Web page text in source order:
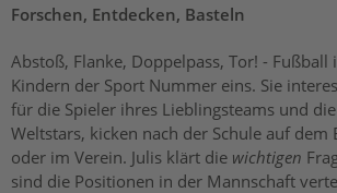
Forschen, Entdecken, Basteln
Abstoß, Flanke, Doppelpass, Tor! - Fußball
Kindern der Sport Nummer eins. Sie
für die Spieler ihres Lieblingsteams und
Weltstars, kicken nach der Schule auf dem
oder im Verein. Julis klärt die wichtigen
sind die Positionen in der Mannschaft